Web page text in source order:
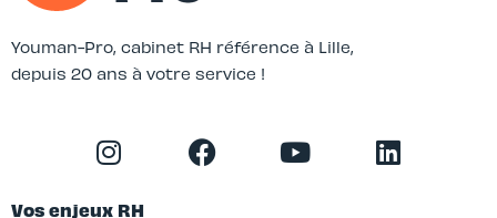
Youman-Pro, cabinet RH référence à Lille,
depuis 20 ans à votre service !
Vos enjeux RH